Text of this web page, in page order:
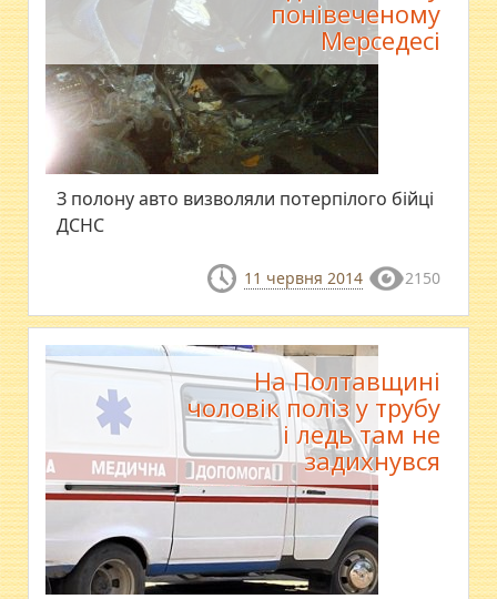
понівеченому
Мерседесі
З полону авто визволяли потерпілого бійці
ДСНС
11 червня 2014 2150
На Полтавщині
чоловік поліз у трубу
і ледь там не
задихнувся